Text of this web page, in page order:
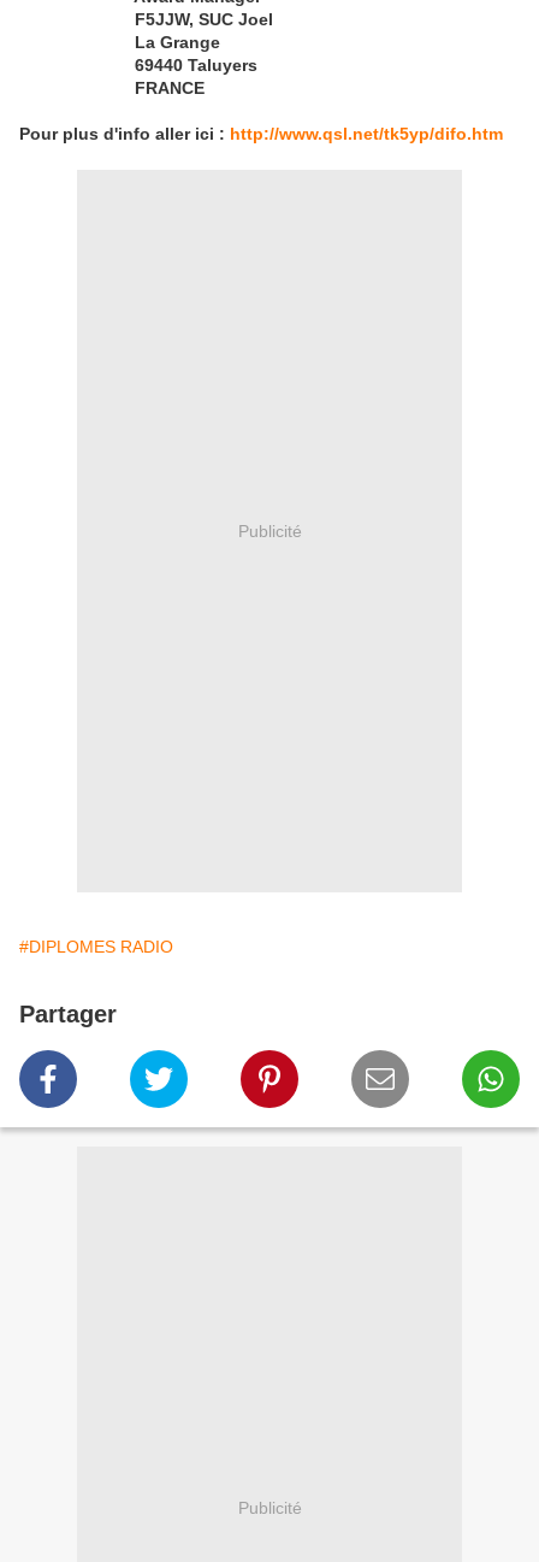
F5JJW, SUC Joel
La Grange
69440 Taluyers
FRANCE
Pour plus d'info aller ici : http://www.qsl.net/tk5yp/difo.htm
Publicité
#DIPLOMES RADIO
Partager
Publicité